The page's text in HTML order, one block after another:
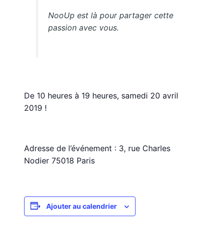
NooUp est là pour partager cette
passion avec vous.
De 10 heures à 19 heures, samedi 20 avril
2019 !
Adresse de l’événement : 3, rue Charles
Nodier 75018 Paris
Ajouter au calendrier